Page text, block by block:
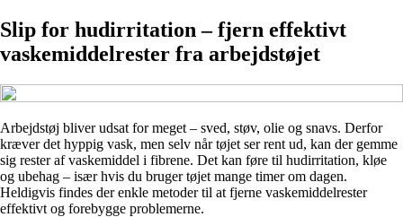
Slip for hudirritation – fjern effektivt
vaskemiddelrester fra arbejdstøjet
Arbejdstøj bliver udsat for meget – sved, støv, olie og snavs. Derfor
kræver det hyppig vask, men selv når tøjet ser rent ud, kan der gemme
sig rester af vaskemiddel i fibrene. Det kan føre til hudirritation, kløe
og ubehag – især hvis du bruger tøjet mange timer om dagen.
Heldigvis findes der enkle metoder til at fjerne vaskemiddelrester
effektivt og forebygge problemerne.